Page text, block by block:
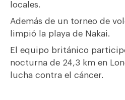
locales.
Además de un torneo de
limpió la playa de Nakai.
El equipo británico
nocturna de 24,3 km en
lucha contra el cáncer.